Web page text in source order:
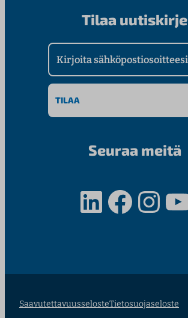
Tilaa uutiskirje
Kirjoita sähköpostiosoitteesi
Seuraa meitä
LinkedIn Facebook InstagramYouTube
SaavutettavuusselosteTietosuojaseloste